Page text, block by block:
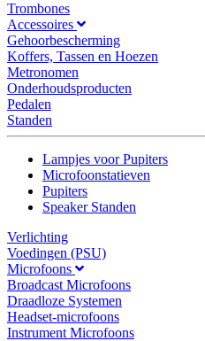
Trombones
Accessoires
Gehoorbescherming
Koffers, Tassen en Hoezen
Metronomen
Onderhoudsproducten
Pedalen
Standen
Lampjes voor Pupiters
Microfoonstatieven
Pupiters
Speaker Standen
Verlichting
Voedingen (PSU)
Microfoons
Broadcast Microfoons
Draadloze Systemen
Headset-microfoons
Instrument Microfoons